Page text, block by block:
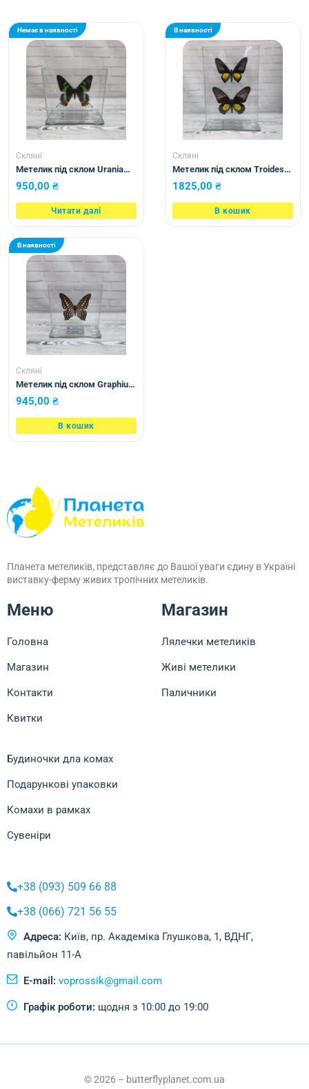
Немає в наявності
Скляні
Метелик під склом Urania
ripheus 110х105
950,00 ₴
Читати далі
В наявності
Скляні
Метелик під склом Troides
rhadamantus f+m 155×230
1825,00 ₴
В кошик
В наявності
Скляні
Метелик під склом Graphium
agamemnon 100×100
945,00 ₴
В кошик
Планета метеликів, представляє до Вашої уваги єдину в Україні
виставку-ферму живих тропічних метеликів.
Меню
Головна
Магазин
Контакти
Квитки
Магазин
Лялечки метеликів
Живі метелики
Паличники
Будиночки дла комах
Подарункові упаковки
Комахи в рамках
Сувеніри
+38 (093) 509 66 88
+38 (066) 721 56 55
Адреса: Київ, пр. Академіка Глушкова, 1, ВДНГ,
павільйон 11-А
E-mail: voprossik@gmail.com
Графік роботи: щодня з 10:00 до 19:00
© 2026 – butterflyplanet.com.ua